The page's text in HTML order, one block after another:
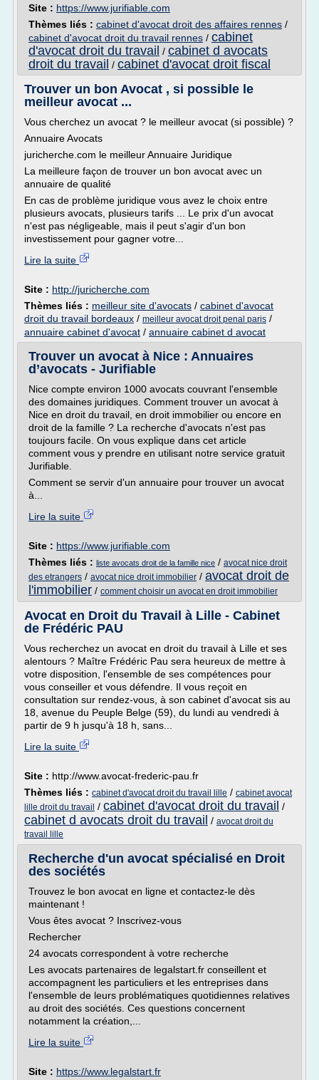
Site : https://www.jurifiable.com
Thèmes liés : cabinet d'avocat droit des affaires rennes /
cabinet d'avocat droit du travail rennes / cabinet
d'avocat droit du travail / cabinet d avocats
droit du travail / cabinet d'avocat droit fiscal
Trouver un bon Avocat , si possible le
meilleur avocat ...
Vous cherchez un avocat ? le meilleur avocat (si possible) ?
Annuaire Avocats
juricherche.com le meilleur Annuaire Juridique
La meilleure façon de trouver un bon avocat avec un
annuaire de qualité
En cas de problème juridique vous avez le choix entre
plusieurs avocats, plusieurs tarifs ... Le prix d'un avocat
n'est pas négligeable, mais il peut s'agir d'un bon
investissement pour gagner votre...
Lire la suite
Site : http://juricherche.com
Thèmes liés : meilleur site d'avocats / cabinet d'avocat
droit du travail bordeaux / meilleur avocat droit penal paris /
annuaire cabinet d'avocat / annuaire cabinet d avocat
Trouver un avocat à Nice : Annuaires
d’avocats - Jurifiable
Nice compte environ 1000 avocats couvrant l'ensemble
des domaines juridiques. Comment trouver un avocat à
Nice en droit du travail, en droit immobilier ou encore en
droit de la famille ? La recherche d'avocats n'est pas
toujours facile. On vous explique dans cet article
comment vous y prendre en utilisant notre service gratuit
Jurifiable.
Comment se servir d'un annuaire pour trouver un avocat
à...
Lire la suite
Site : https://www.jurifiable.com
Thèmes liés : liste avocats droit de la famille nice / avocat nice droit
des etrangers / avocat nice droit immobilier / avocat droit de
l'immobilier / comment choisir un avocat en droit immobilier
Avocat en Droit du Travail à Lille - Cabinet
de Frédéric PAU
Vous recherchez un avocat en droit du travail à Lille et ses
alentours ? Maître Frédéric Pau sera heureux de mettre à
votre disposition, l'ensemble de ses compétences pour
vous conseiller et vous défendre. Il vous reçoit en
consultation sur rendez-vous, à son cabinet d'avocat sis au
18, avenue du Peuple Belge (59), du lundi au vendredi à
partir de 9 h jusqu'à 18 h, sans...
Lire la suite
Site : http://www.avocat-frederic-pau.fr
Thèmes liés : cabinet d'avocat droit du travail lille / cabinet avocat
lille droit du travail / cabinet d'avocat droit du travail /
cabinet d avocats droit du travail / avocat droit du
travail lille
Recherche d'un avocat spécialisé en Droit
des sociétés
Trouvez le bon avocat en ligne et contactez-le dès
maintenant !
Vous êtes avocat ? Inscrivez-vous
Rechercher
24 avocats correspondent à votre recherche
Les avocats partenaires de legalstart.fr conseillent et
accompagnent les particuliers et les entreprises dans
l'ensemble de leurs problématiques quotidiennes relatives
au droit des sociétés. Ces questions concernent
notamment la création,...
Lire la suite
Site : https://www.legalstart.fr